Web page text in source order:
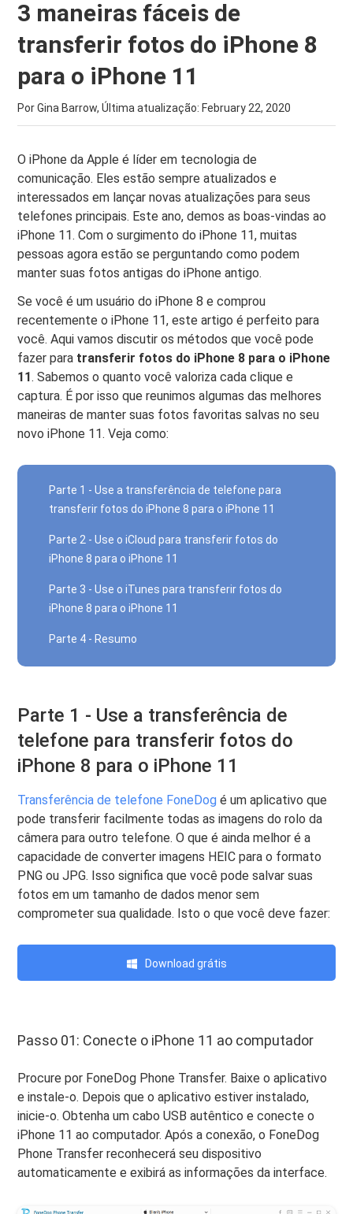
3 maneiras fáceis de
transferir fotos do iPhone 8
para o iPhone 11
Por Gina Barrow, Última atualização: February 22, 2020
O iPhone da Apple é líder em tecnologia de
comunicação. Eles estão sempre atualizados e
interessados ​​em lançar novas atualizações para seus
telefones principais. Este ano, demos as boas-vindas ao
iPhone 11. Com o surgimento do iPhone 11, muitas
pessoas agora estão se perguntando como podem
manter suas fotos antigas do iPhone antigo.
Se você é um usuário do iPhone 8 e comprou
recentemente o iPhone 11, este artigo é perfeito para
você. Aqui vamos discutir os métodos que você pode
fazer para transferir fotos do iPhone 8 para o iPhone
11. Sabemos o quanto você valoriza cada clique e
captura. É por isso que reunimos algumas das melhores
maneiras de manter suas fotos favoritas salvas no seu
novo iPhone 11. Veja como:
Parte 1 - Use a transferência de telefone para
transferir fotos do iPhone 8 para o iPhone 11
Parte 2 - Use o iCloud para transferir fotos do
iPhone 8 para o iPhone 11
Parte 3 - Use o iTunes para transferir fotos do
iPhone 8 para o iPhone 11
Parte 4 - Resumo
Parte 1 - Use a transferência de
telefone para transferir fotos do
iPhone 8 para o iPhone 11
Transferência de telefone FoneDog é um aplicativo que
pode transferir facilmente todas as imagens do rolo da
câmera para outro telefone. O que é ainda melhor é a
capacidade de converter imagens HEIC para o formato
PNG ou JPG. Isso significa que você pode salvar suas
fotos em um tamanho de dados menor sem
comprometer sua qualidade. Isto o que você deve fazer:
Download grátis
Passo 01: Conecte o iPhone 11 ao computador
Procure por FoneDog Phone Transfer. Baixe o aplicativo
e instale-o. Depois que o aplicativo estiver instalado,
inicie-o. Obtenha um cabo USB autêntico e conecte o
iPhone 11 ao computador. Após a conexão, o FoneDog
Phone Transfer reconhecerá seu dispositivo
automaticamente e exibirá as informações da interface.